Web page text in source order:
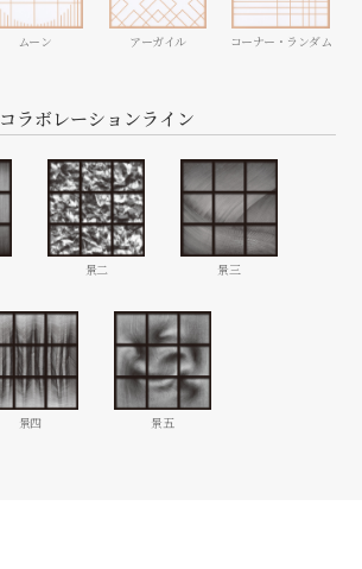
ムーン アーガイル コーナー・ ランダム
コラボレーションライン
景二 景三
景四 景五